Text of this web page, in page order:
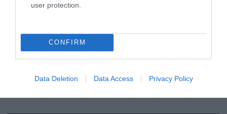
user protection.
CONFIRM
Data Deletion Data Access Privacy Policy